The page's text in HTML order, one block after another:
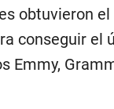
obtuvieron
conseguir el
Emmy,